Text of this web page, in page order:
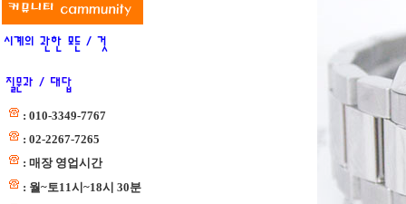
: 010-3349-7767
: 02-2267-7265
: 매장 영업시간
: 월~토11시~18시 30분